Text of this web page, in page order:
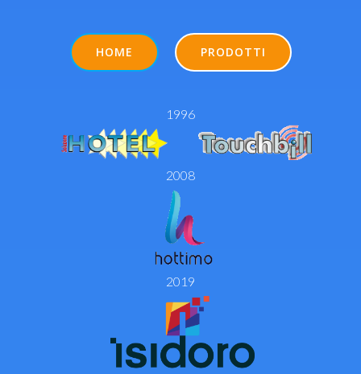
HOME PRODOTTI
1996
2008
2019